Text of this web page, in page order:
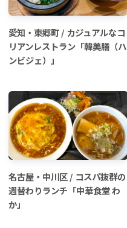
愛知・東郷町 / カジュアルなコ
リアンレストラン「韓美膳（ハ
ンビジェ）」
名古屋・中川区 / コスパ抜群の
週替わりランチ「中華食堂 わ
か」